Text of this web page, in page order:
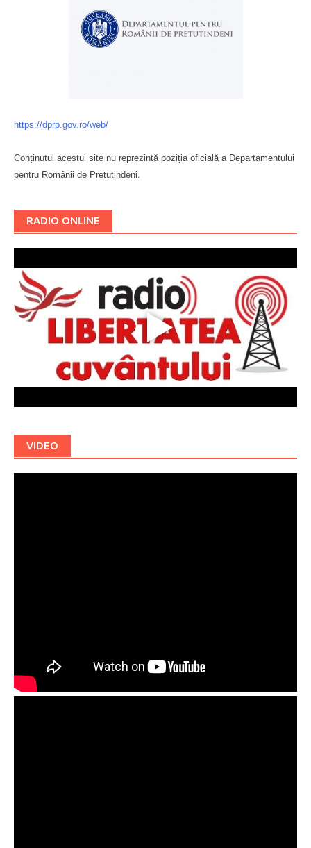
https://dprp.gov.ro/web/
Conținutul acestui site nu reprezintă poziția oficială a Departamentului
pentru Românii de Pretutindeni.
RADIO ONLINE
VIDEO